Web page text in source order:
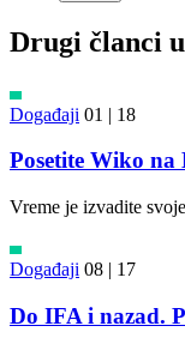
Drugi članci
Događaji 01 | 18
Posetite Wiko na
Vreme je izvadite
Događaji 08 | 17
Do IFA i nazad.